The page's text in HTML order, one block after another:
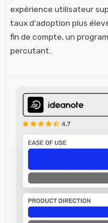
expérience utilisateur
taux d'adoption plus
fin de compte, un
percutant.